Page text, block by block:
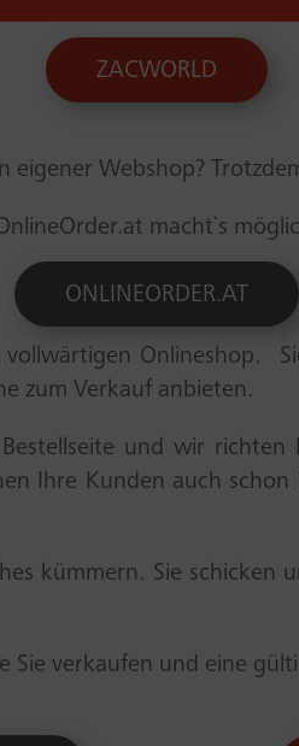
ZACWORLD
eigener Webshop?
macht`s
ONLINEORDER.AT
Onlineshop.
zum Verkauf anbieten.
und wir richten
Ihre Kunden auch
kümmern. Sie schicken
Sie verkaufen und eine